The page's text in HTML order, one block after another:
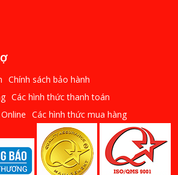
Chính sách bảo hành
Các hình thức thanh toán
Các hình thức mua hàng